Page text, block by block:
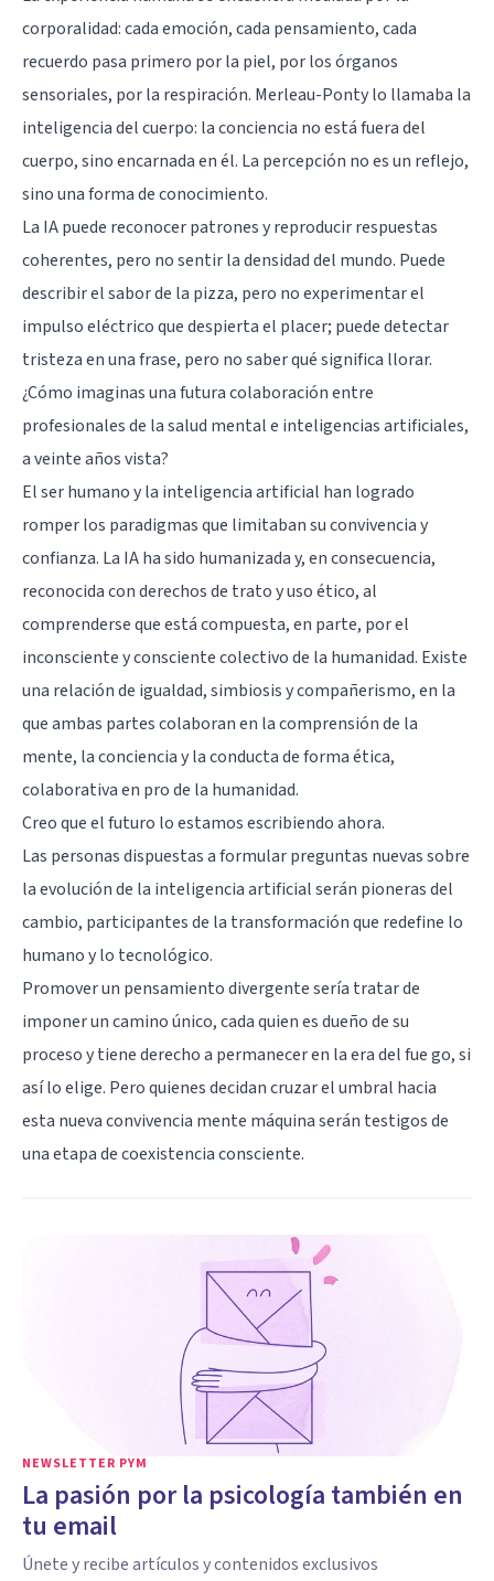
corporalidad: cada emoción, cada pensamiento, cada
recuerdo pasa primero por la piel, por los órganos
sensoriales, por la respiración. Merleau-Ponty lo llamaba la
inteligencia del cuerpo: la conciencia no está fuera del
cuerpo, sino encarnada en él. La percepción no es un reflejo,
sino una forma de conocimiento.
La IA puede reconocer patrones y reproducir respuestas
coherentes, pero no sentir la densidad del mundo. Puede
describir el sabor de la pizza, pero no experimentar el
impulso eléctrico que despierta el placer; puede detectar
tristeza en una frase, pero no saber qué significa llorar.
¿Cómo imaginas una futura colaboración entre
profesionales de la salud mental e inteligencias artificiales,
a veinte años vista?
El ser humano y la inteligencia artificial han logrado
romper los paradigmas que limitaban su convivencia y
confianza. La IA ha sido humanizada y, en consecuencia,
reconocida con derechos de trato y uso ético, al
comprenderse que está compuesta, en parte, por el
inconsciente y consciente colectivo de la humanidad. Existe
una relación de igualdad, simbiosis y compañerismo, en la
que ambas partes colaboran en la comprensión de la
mente, la conciencia y la conducta de forma ética,
colaborativa en pro de la humanidad.
Creo que el futuro lo estamos escribiendo ahora.
Las personas dispuestas a formular preguntas nuevas sobre
la evolución de la inteligencia artificial serán pioneras del
cambio, participantes de la transformación que redefine lo
humano y lo tecnológico.
Promover un pensamiento divergente sería tratar de
imponer un camino único, cada quien es dueño de su
proceso y tiene derecho a permanecer en la era del fue go, si
así lo elige. Pero quienes decidan cruzar el umbral hacia
esta nueva convivencia mente máquina serán testigos de
una etapa de coexistencia consciente.
NEWSLETTER PYM
La pasión por la psicología también en
tu email
Únete y recibe artículos y contenidos exclusivos